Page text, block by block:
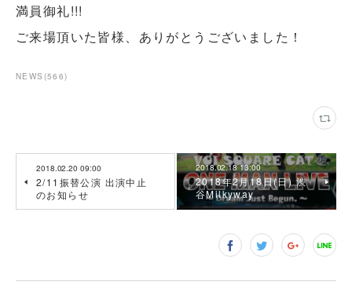
満員御礼!!!
ご来場頂いた皆様、ありがとうございました！
NEWS (566)
2018.02.20 09:00
2/11振替公演 出演中止
のお知らせ
2018.02.18 13:00
2018年2月18日(日) 渋
谷Milkyway